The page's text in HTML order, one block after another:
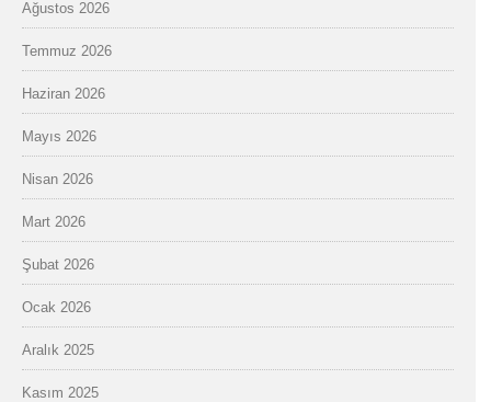
Ağustos 2026
Temmuz 2026
Haziran 2026
Mayıs 2026
Nisan 2026
Mart 2026
Şubat 2026
Ocak 2026
Aralık 2025
Kasım 2025